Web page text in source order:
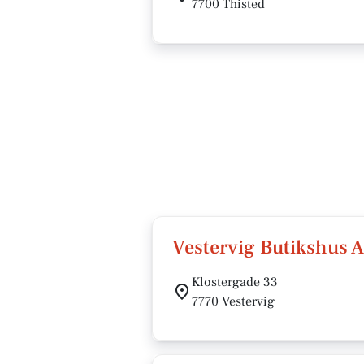
7700 Thisted
Vestervig Butikshus
Klostergade 33
7770 Vestervig